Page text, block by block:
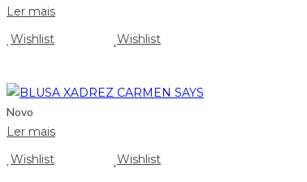
Ler mais
Wishlist
Wishlist
Novo
Ler mais
Wishlist
Wishlist